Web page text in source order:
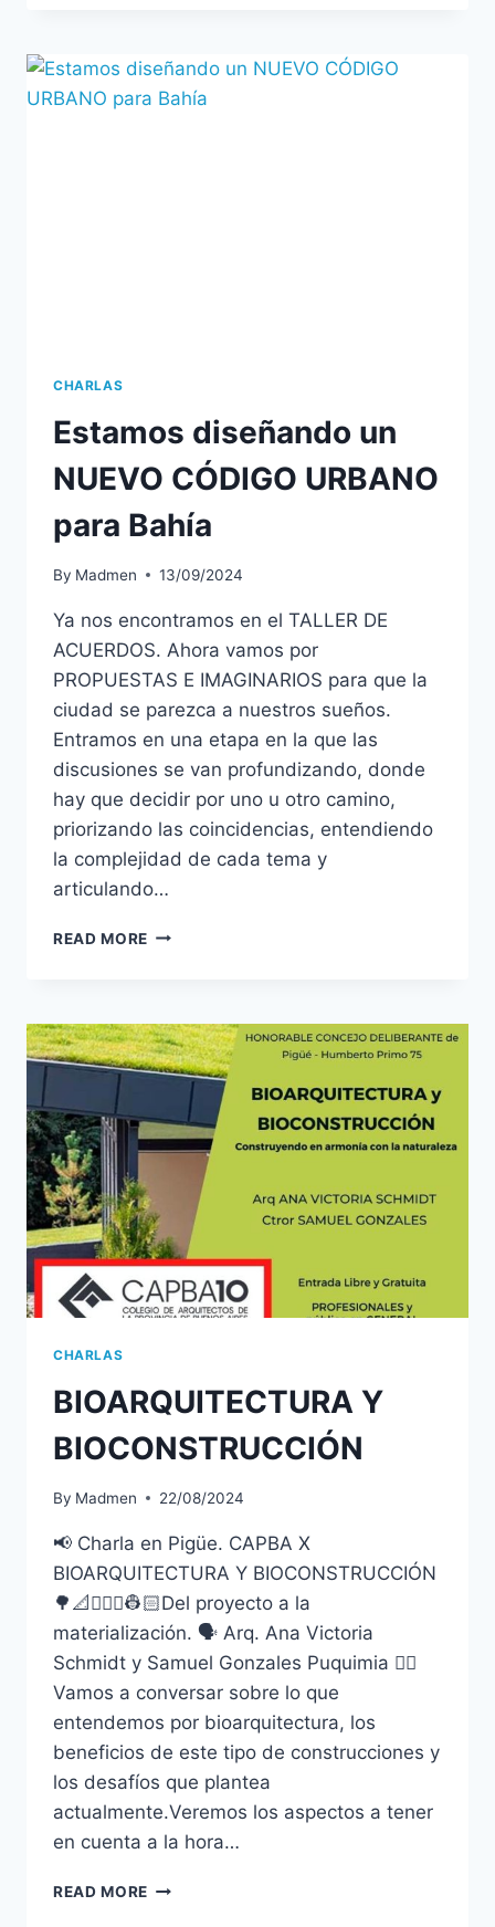
CHARLAS
Estamos diseñando un
NUEVO CÓDIGO URBANO
para Bahía
By Madmen 13/09/2024
Ya nos encontramos en el TALLER DE
ACUERDOS. Ahora vamos por
PROPUESTAS E IMAGINARIOS para que la
ciudad se parezca a nuestros sueños.
Entramos en una etapa en la que las
discusiones se van profundizando, donde
hay que decidir por uno u otro camino,
priorizando las coincidencias, entendiendo
la complejidad de cada tema y
articulando…
READ MORE
CHARLAS
BIOARQUITECTURA Y
BIOCONSTRUCCIÓN
By Madmen 22/08/2024
📢 Charla en Pigüe. CAPBA X
BIOARQUITECTURA Y BIOCONSTRUCCIÓN
🌳📐👷🏻‍♀️👷🏻Del proyecto a la
materialización. 🗣️ Arq. Ana Victoria
Schmidt y Samuel Gonzales Puquimia 👉🏼
Vamos a conversar sobre lo que
entendemos por bioarquitectura, los
beneficios de este tipo de construcciones y
los desafíos que plantea
actualmente.Veremos los aspectos a tener
en cuenta a la hora…
READ MORE